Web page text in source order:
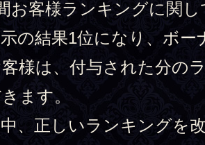
お客様ランキングに関し
の結果1位になり、ボ
様は、付与された分の
ます。
、正しいランキングを